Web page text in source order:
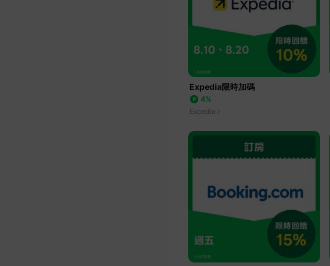
Expedia限時加碼
4%
Expedia